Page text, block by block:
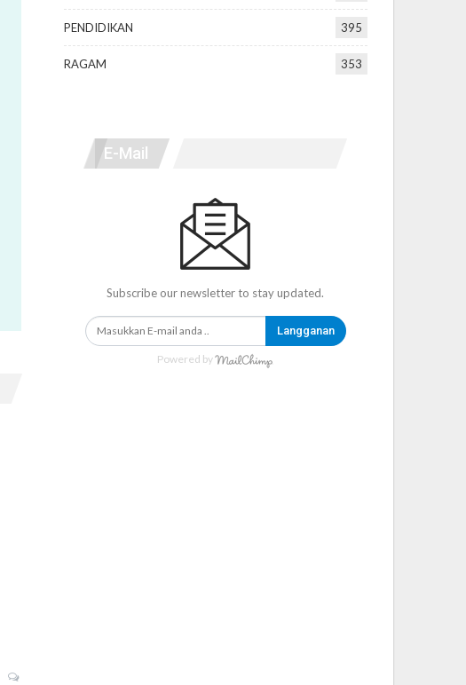
PENDIDIKAN 395
RAGAM 353
E-Mail
Subscribe our newsletter to stay updated.
Langganan
Powered by